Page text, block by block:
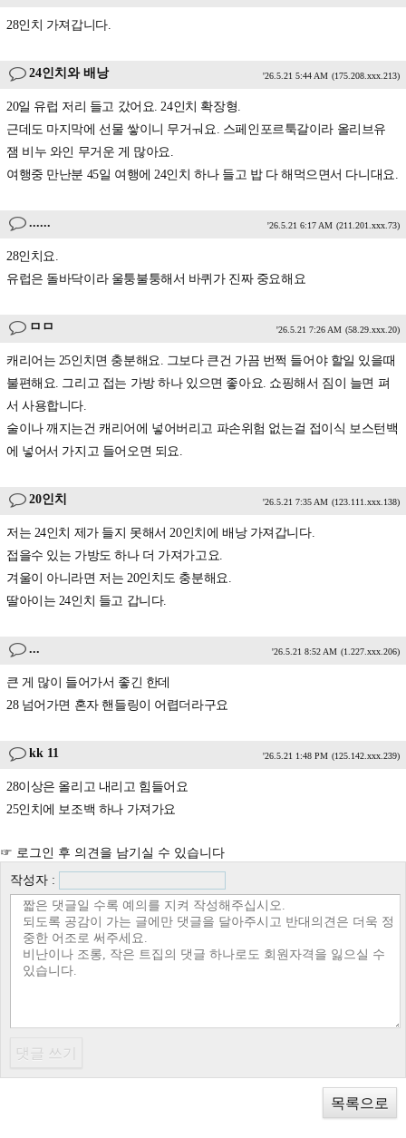
28인치 가져갑니다.
24인치와 배낭 '26.5.21 5:44 AM (175.208.xxx.213)
20일 유럽 저리 들고 갔어요. 24인치 확장형.
근데도 마지막에 선물 쌓이니 무거ㅝ요. 스페인포르툭갈이라 올리브유
잼 비누 와인 무거운 게 많아요.
여행중 만난분 45일 여행에 24인치 하나 들고 밥 다 해먹으면서 다니대요.
...... '26.5.21 6:17 AM (211.201.xxx.73)
28인치요.
유럽은 돌바닥이라 울퉁불퉁해서 바퀴가 진짜 중요해요
ㅁㅁ '26.5.21 7:26 AM (58.29.xxx.20)
캐리어는 25인치면 충분해요. 그보다 큰건 가끔 번쩍 들어야 할일 있을때
불편해요. 그리고 접는 가방 하나 있으면 좋아요. 쇼핑해서 짐이 늘면 펴
서 사용합니다.
술이나 깨지는건 캐리어에 넣어버리고 파손위험 없는걸 접이식 보스턴백
에 넣어서 가지고 들어오면 되요.
20인치 '26.5.21 7:35 AM (123.111.xxx.138)
저는 24인치 제가 들지 못해서 20인치에 배낭 가져갑니다.
접을수 있는 가방도 하나 더 가져가고요.
겨울이 아니라면 저는 20인치도 충분해요.
딸아이는 24인치 들고 갑니다.
... '26.5.21 8:52 AM (1.227.xxx.206)
큰 게 많이 들어가서 좋긴 한데
28 넘어가면 혼자 핸들링이 어렵더라구요
kk 11 '26.5.21 1:48 PM (125.142.xxx.239)
28이상은 올리고 내리고 힘들어요
25인치에 보조백 하나 가져가요
☞ 로그인 후 의견을 남기실 수 있습니다
작성자 :
목록으로